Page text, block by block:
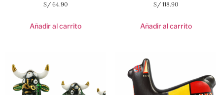
S/64.90
Añadir al carrito
S/ 118.90
Añadir al carrito